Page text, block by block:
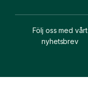
Följ oss med vårt
nyhetsbrev